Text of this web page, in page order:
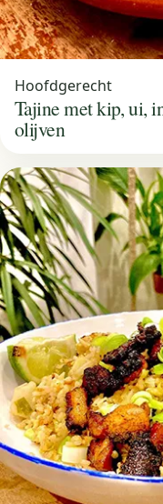
Hoofdgerecht
Tajine met kip, ui,
olijven